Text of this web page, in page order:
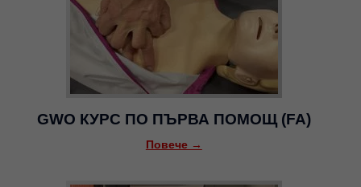
GWO КУРС ПО ПЪРВА ПОМОЩ (FA)
Повече →